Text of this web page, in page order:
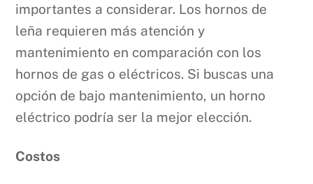
importantes a considerar. Los hornos de
leña requieren más atención y
mantenimiento en comparación con los
hornos de gas o eléctricos. Si buscas una
opción de bajo mantenimiento, un horno
eléctrico podría ser la mejor elección.
Costos